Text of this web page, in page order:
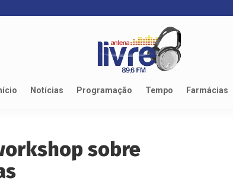
Notícias Programação Tempo Farmácias
sobre